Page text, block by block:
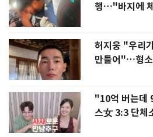
행…"바지에
허지웅 "우리
만들어"…형소
"10억 버는
스女 3:3 단체